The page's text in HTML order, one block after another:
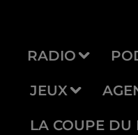
RADIO
JEUX
LA COUPE DU